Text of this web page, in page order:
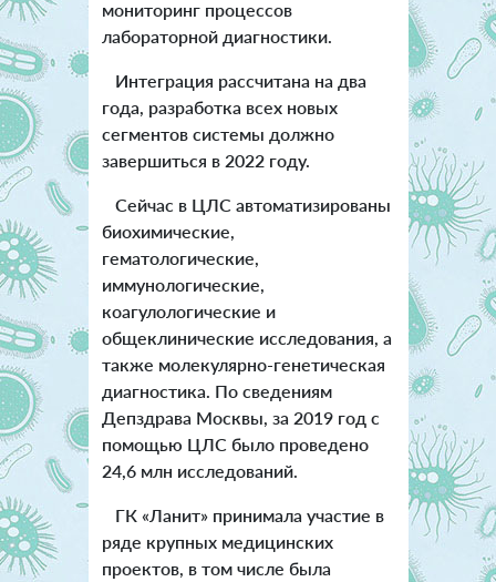
мониторинг процессов
лабораторной диагностики.
Интеграция рассчитана на два
года, разработка всех новых
сегментов системы должно
завершиться в 2022 году.
Сейчас в ЦЛС автоматизированы
биохимические,
гематологические,
иммунологические,
коагулологические и
общеклинические исследования, а
также молекулярно-генетическая
диагностика. По сведениям
Депздрава Москвы, за 2019 год с
помощью ЦЛС было проведено
24,6 млн исследований.
ГК «Ланит» принимала участие в
ряде крупных медицинских
проектов, в том числе была